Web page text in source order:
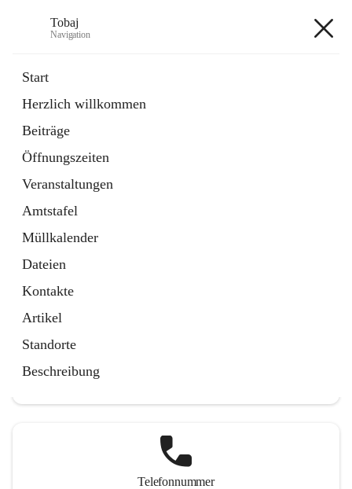
Tobaj
Navigation
Start
Herzlich willkommen
Beiträge
Öffnungszeiten
Veranstaltungen
Amtstafel
Müllkalender
Dateien
Kontakte
Artikel
Standorte
Beschreibung
Externe Webseite
in
Tab
Formulare
2 Schnellzugriffe
Telefonnummer